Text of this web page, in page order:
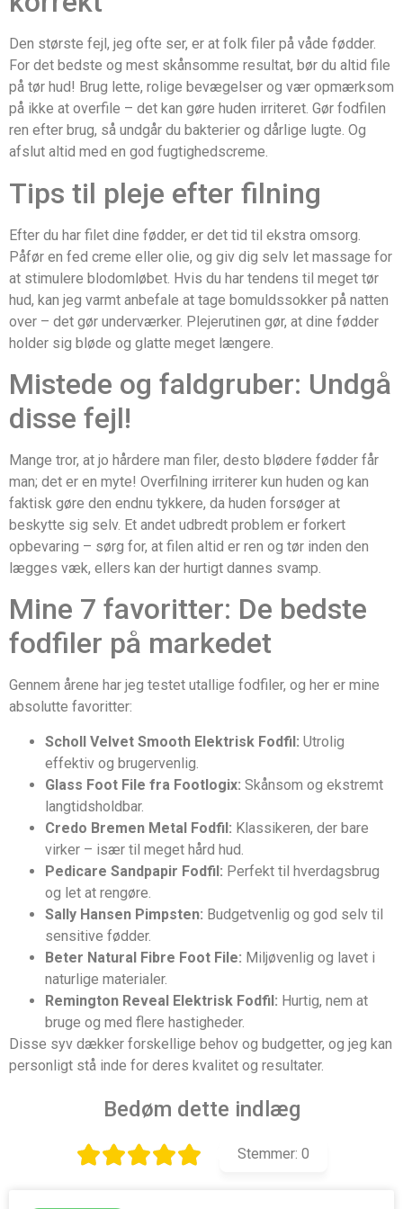
Den største fejl, jeg ofte ser, er at folk filer på våde fødder.
For det bedste og mest skånsomme resultat, bør du altid file
på tør hud! Brug lette, rolige bevægelser og vær opmærksom
på ikke at overfile – det kan gøre huden irriteret. Gør fodfilen
ren efter brug, så undgår du bakterier og dårlige lugte. Og
afslut altid med en god fugtighedscreme.
Tips til pleje efter filning
Efter du har filet dine fødder, er det tid til ekstra omsorg.
Påfør en fed creme eller olie, og giv dig selv let massage for
at stimulere blodomløbet. Hvis du har tendens til meget tør
hud, kan jeg varmt anbefale at tage bomuldssokker på natten
over – det gør underværker. Plejerutinen gør, at dine fødder
holder sig bløde og glatte meget længere.
Mistede og faldgruber: Undgå
disse fejl!
Mange tror, at jo hårdere man filer, desto blødere fødder får
man; det er en myte! Overfilning irriterer kun huden og kan
faktisk gøre den endnu tykkere, da huden forsøger at
beskytte sig selv. Et andet udbredt problem er forkert
opbevaring – sørg for, at filen altid er ren og tør inden den
lægges væk, ellers kan der hurtigt dannes svamp.
Mine 7 favoritter: De bedste
fodfiler på markedet
Gennem årene har jeg testet utallige fodfiler, og her er mine
absolutte favoritter:
Scholl Velvet Smooth Elektrisk Fodfil: Utrolig
effektiv og brugervenlig.
Glass Foot File fra Footlogix: Skånsom og ekstremt
langtidsholdbar.
Credo Bremen Metal Fodfil: Klassikeren, der bare
virker – især til meget hård hud.
Pedicare Sandpapir Fodfil: Perfekt til hverdagsbrug
og let at rengøre.
Sally Hansen Pimpsten: Budgetvenlig og god selv til
sensitive fødder.
Beter Natural Fibre Foot File: Miljøvenlig og lavet i
naturlige materialer.
Remington Reveal Elektrisk Fodfil: Hurtig, nem at
bruge og med flere hastigheder.
Disse syv dækker forskellige behov og budgetter, og jeg kan
personligt stå inde for deres kvalitet og resultater.
Bedøm dette indlæg
Stemmer: 0